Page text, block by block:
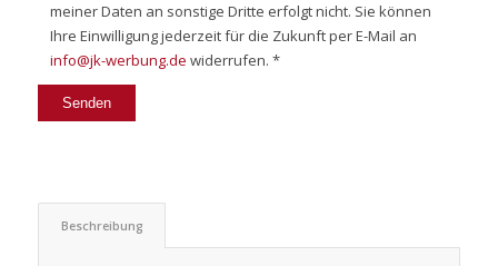
meiner Daten an sonstige Dritte erfolgt nicht. Sie können
Ihre Einwilligung jederzeit für die Zukunft per E-Mail an
info@jk-werbung.de widerrufen. *
Beschreibung